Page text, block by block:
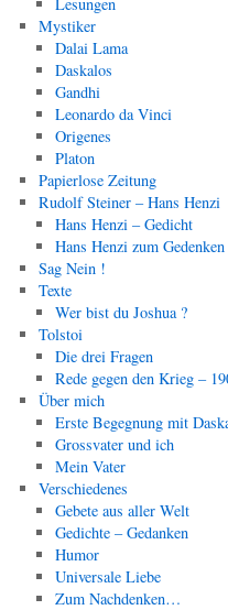
Mystiker
Dalai Lama
Daskalos
Gandhi
Leonardo da Vinci
Origenes
Platon
Papierlose Zeitung
Rudolf Steiner – Hans Henzi
Hans Henzi – Gedicht
Hans Henzi zum Gedenken
Sag Nein !
Texte
Wer bist du Joshua ?
Tolstoi
Die drei Fragen
Rede gegen den Krieg –
Über mich
Erste Begegnung mit
Grossvater und ich
Mein Vater
Verschiedenes
Gebete aus aller Welt
Gedichte – Gedanken
Humor
Universale Liebe
Zum Nachdenken…